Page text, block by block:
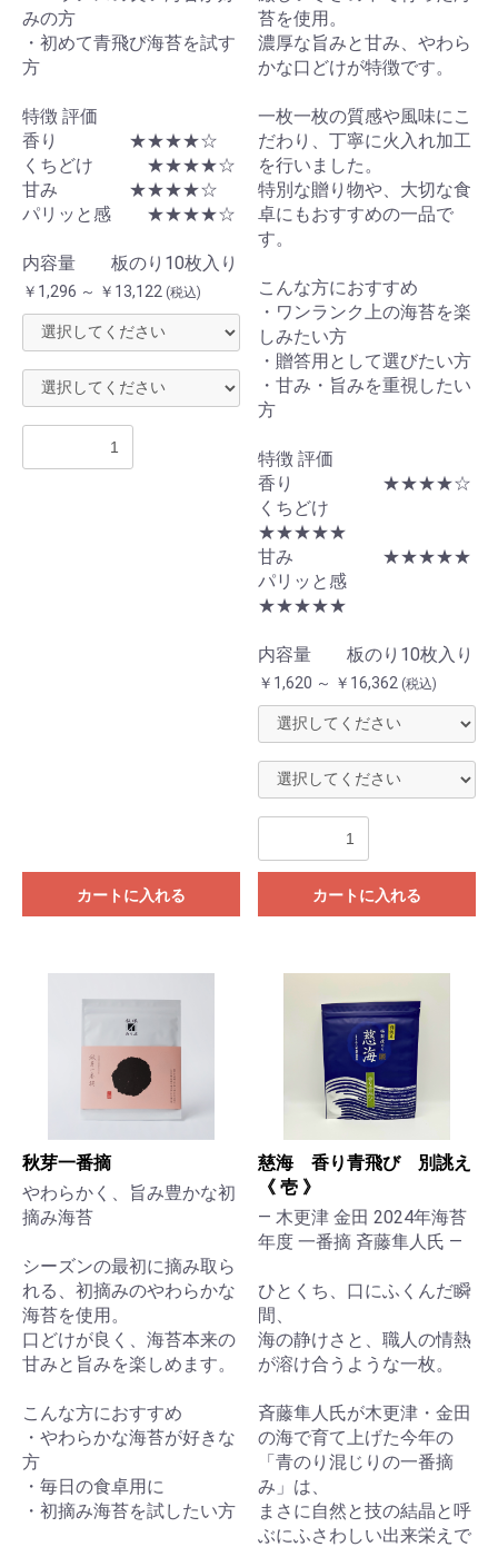
みの方
・初めて青飛び海苔を試す
方
特徴 評価
香り ★★★★☆
くちどけ ★★★★☆
甘み ★★★★☆
パリッと感 ★★★★☆
内容量 板のり10枚入り
￥1,296 ～ ￥13,122 (税込)
カートに入れる
苔を使用。
濃厚な旨みと甘み、やわら
かな口どけが特徴です。
一枚一枚の質感や風味にこ
だわり、丁寧に火入れ加工
を行いました。
特別な贈り物や、大切な食
卓にもおすすめの一品で
す。
こんな方におすすめ
・ワンランク上の海苔を楽
しみたい方
・贈答用として選びたい方
・甘み・旨みを重視したい
方
特徴 評価
香り ★★★★☆
くちどけ
★★★★★
甘み ★★★★★
パリッと感
★★★★★
内容量 板のり10枚入り
￥1,620 ～ ￥16,362 (税込)
カートに入れる
秋芽一番摘
やわらかく、旨み豊かな初
摘み海苔
シーズンの最初に摘み取ら
れる、初摘みのやわらかな
海苔を使用。
口どけが良く、海苔本来の
甘みと旨みを楽しめます。
こんな方におすすめ
・やわらかな海苔が好きな
方
・毎日の食卓用に
・初摘み海苔を試したい方
慈海 香り青飛び 別誂え
《 壱 》
— 木更津 金田 2024年海苔
年度 一番摘 斉藤隼人氏 —
ひとくち、口にふくんだ瞬
間、
海の静けさと、職人の情熱
が溶け合うような一枚。
斉藤隼人氏が木更津・金田
の海で育て上げた今年の
「青のり混じりの一番摘
み」は、
まさに自然と技の結晶と呼
ぶにふさわしい出来栄えで